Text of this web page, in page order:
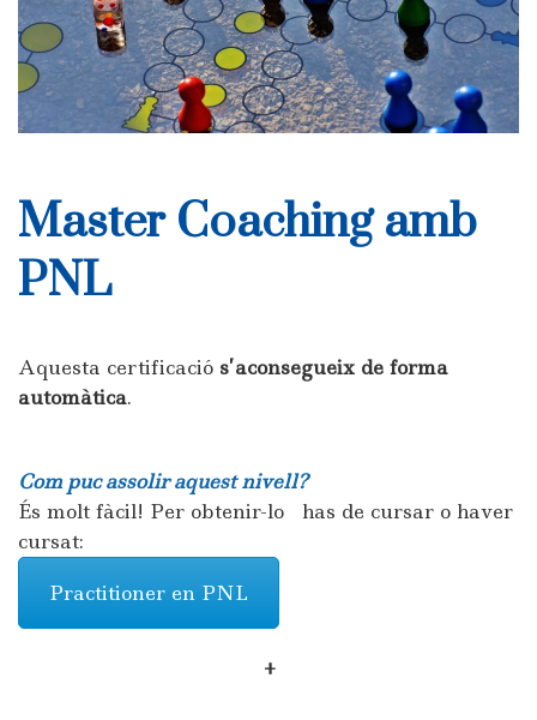
Master Coaching amb
PNL
Aquesta certificació s’aconsegueix de forma
automàtica.
Com puc assolir aquest nivell?
És molt fàcil! Per obtenir-lo has de cursar o haver
cursat:
Practitioner en PNL
+